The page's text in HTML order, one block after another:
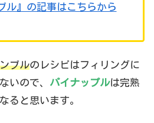
ル』の記事はこちらから
ブルのレシピはフィリングに
いので、 パイナップルは完熟
ると思います。